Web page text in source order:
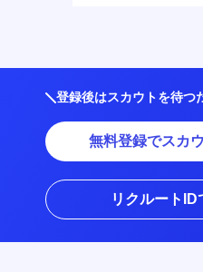
登録後はスカウトを待つ
無料登録でスカ
リクルートID